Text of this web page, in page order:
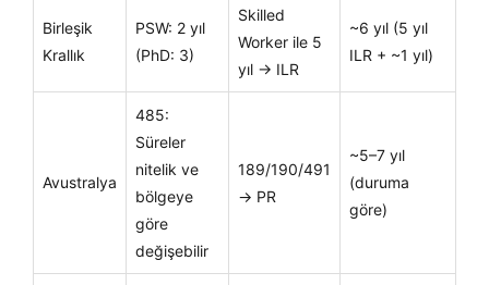
Birleşik
Krallık
PSW: 2 yıl
(PhD: 3)
Skilled
Worker ile 5
yıl → ILR
~6 yıl (5 yıl
ILR + ~1 yıl)
Avustralya
485:
Süreler
nitelik ve
bölgeye
göre
değişebilir
189/190/491
→ PR
~5–7 yıl
(duruma
göre)